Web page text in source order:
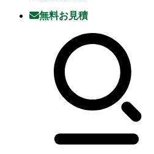
無料お見積